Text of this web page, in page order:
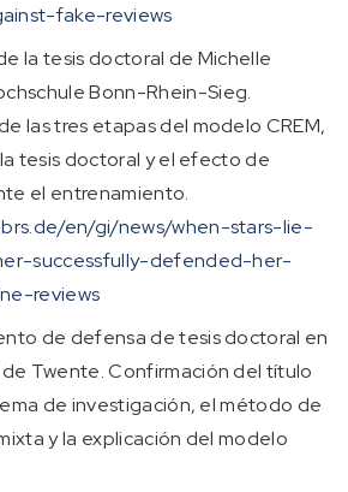
fake-reviews
la tesis doctoral de Michelle
Bonn-Rhein-Sieg.
las tres etapas del modelo CREM,
tesis doctoral y el efecto de
el entrenamiento.
en/gi/news/when-stars-lie-
successfully-defended-her-
reviews
de defensa de tesis doctoral en
Twente. Confirmación del título
de investigación, el método de
y la explicación del modelo